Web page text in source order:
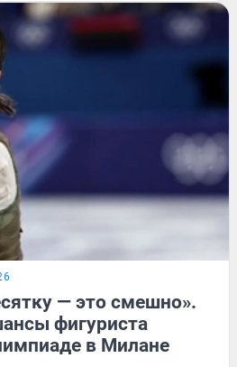
— это смешно».
фигуриста
в Милане